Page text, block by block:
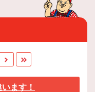
ます！